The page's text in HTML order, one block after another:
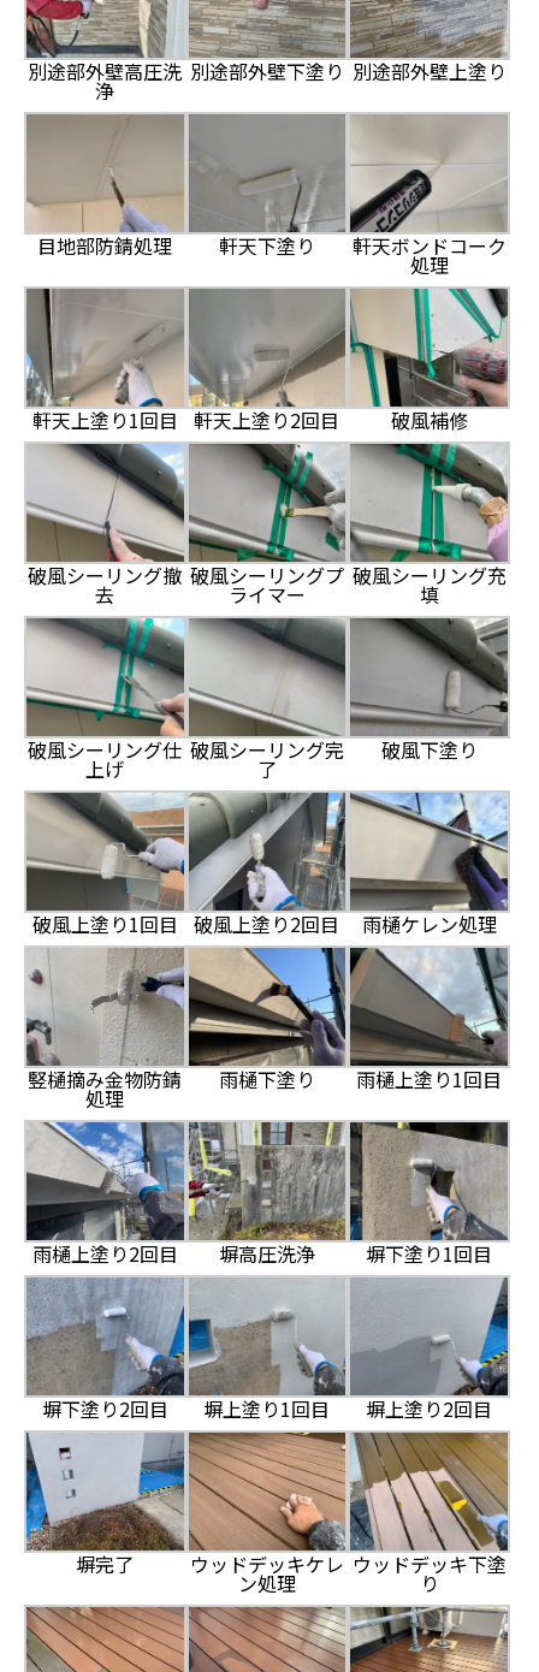
別途部外壁高圧洗
浄
別途部外壁下塗り 別途部外壁上塗り
目地部防錆処理 軒天下塗り 軒天ボンドコーク
処理
軒天上塗り1回目 軒天上塗り2回目 破風補修
破風シーリング撤
去
破風シーリングプ
ライマー
破風シーリング充
填
破風シーリング仕
上げ
破風シーリング完
了
破風下塗り
破風上塗り1回目 破風上塗り2回目 雨樋ケレン処理
竪樋摘み金物防錆
処理
雨樋下塗り 雨樋上塗り1回目
雨樋上塗り2回目 塀高圧洗浄 塀下塗り1回目
塀下塗り2回目 塀上塗り1回目 塀上塗り2回目
塀完了 ウッドデッキケレ
ン処理
ウッドデッキ下塗
り